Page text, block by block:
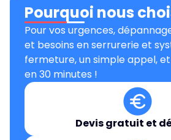
Pourquoi nous
Pour vos urgences,
et besoins en serrurerie et
fermeture, un simple appel,
en 30 minutes !
Devis gratuit et